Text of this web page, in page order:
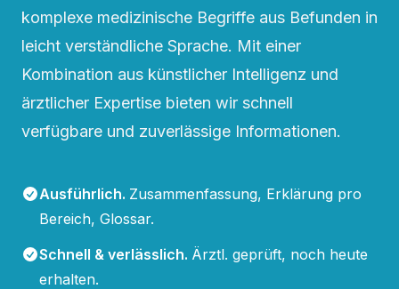
komplexe medizinische Begriffe aus Befunden in
leicht verständliche Sprache. Mit einer
Kombination aus künstlicher Intelligenz und
ärztlicher Expertise bieten wir schnell
verfügbare und zuverlässige Informationen.
Ausführlich. Zusammenfassung, Erklärung pro
Bereich, Glossar.
Schnell & verlässlich. Ärztl. geprüft, noch heute
erhalten.